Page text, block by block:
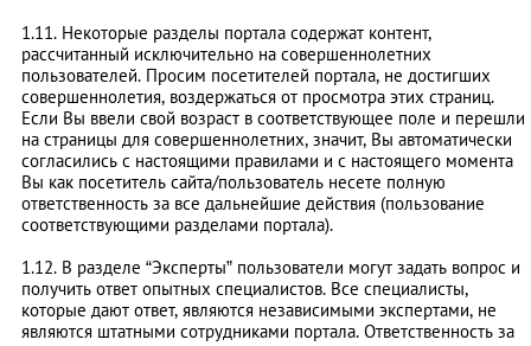
1.11. Некоторые разделы портала содержат контент,
рассчитанный исключительно на совершеннолетних
пользователей. Просим посетителей портала, не достигших
совершеннолетия, воздержаться от просмотра этих страниц.
Если Вы ввели свой возраст в соответствующее поле и перешли
на страницы для совершеннолетних, значит, Вы автоматически
согласились с настоящими правилами и с настоящего момента
Вы как посетитель сайта/пользователь несете полную
ответственность за все дальнейшие действия (пользование
соответствующими разделами портала).
1.12. В разделе “Эксперты” пользователи могут задать вопрос и
получить ответ опытных специалистов. Все специалисты,
которые дают ответ, являются независимыми экспертами, не
являются штатными сотрудниками портала. Ответственность за